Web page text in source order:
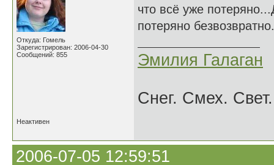
Откуда: Гомель
Зарегистрирован: 2006-04-30
Сообщений: 855
что всё уже
потеряно
Эмилия Галаган
Снег. Смех. Свет.
Неактивен
2006-07-05 12:59:51